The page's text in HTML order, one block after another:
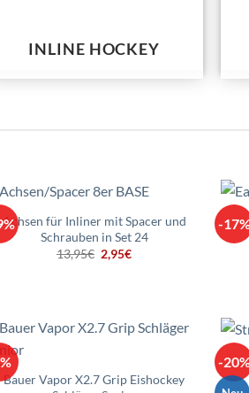
INLINE HOCKEY
Achsen für Inliner mit Spacer und
Schrauben in Set 24
13,95€ Ursprünglicher
Preis
2,95€Aktueller
-
Bauer Vapor X2.7 Grip Eishockey
-